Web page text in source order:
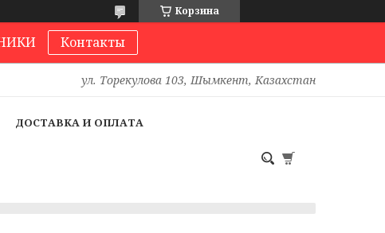
Корзина
Контакты
ул. Торекулова 103, Шымкент, Казахстан
ДОСТАВКА И ОПЛАТА